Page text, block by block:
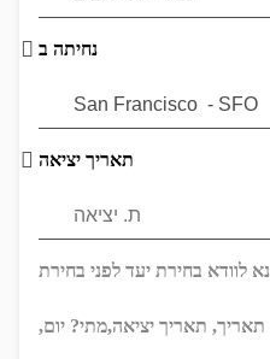
נחיתה ב
תאריך יציאה
נא לוודא בחירת יעד לפני בחירת
תאריך, תאריך יציאה,מתי? יום,